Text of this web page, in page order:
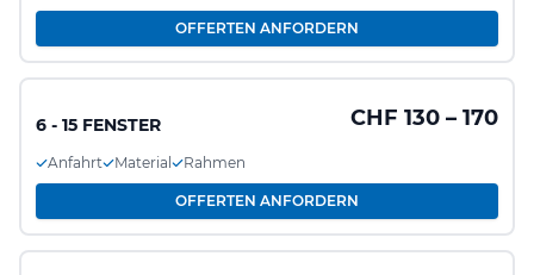
OFFERTEN ANFORDERN
6 - 15 FENSTER CHF 130 – 170
Anfahrt Material Rahmen
OFFERTEN ANFORDERN